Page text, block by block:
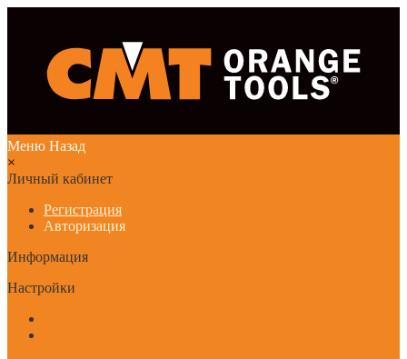
Меню Назад
×
Личный кабинет
Регистрация
Авторизация
Информация
Настройки